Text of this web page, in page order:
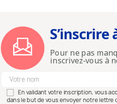
Pour ne pas
inscrivez-vous à
En validant votre inscription, vous
dans le but de vous envoyer notre lettre